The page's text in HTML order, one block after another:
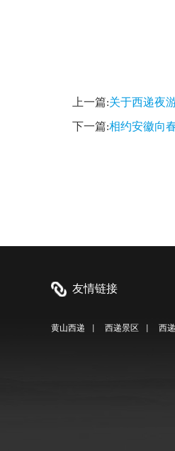
上一篇:关于西递夜
下一篇:相约安徽向